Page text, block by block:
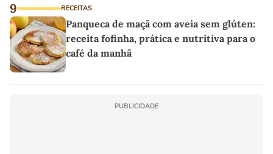
9 RECEITAS
Panqueca de maçã com aveia sem glúten:
receita fofinha, prática e nutritiva para o
café da manhã
PUBLICIDADE